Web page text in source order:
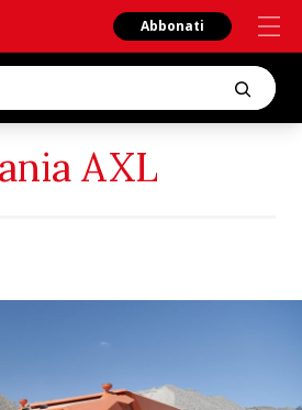
Abbonati
AXL